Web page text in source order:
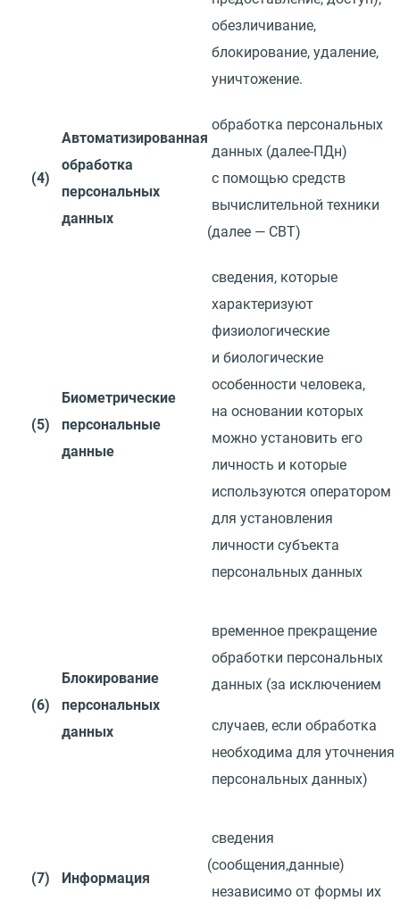
обезличивание,
блокирование, удаление,
уничтожение.
(4)
Автоматизированная
обработка
персональных
данных
обработка персональных
данных (далее-ПДн)
с помощью средств
вычислительной техники
(далее — СВТ)
(5)
Биометрические
персональные
данные
сведения, которые
характеризуют
физиологические
и биологические
особенности человека,
на основании которых
можно установить его
личность и которые
используются оператором
для установления
личности субъекта
персональных данных
(6)
Блокирование
персональных
данных
временное прекращение
обработки персональных
данных (за исключением
случаев, если обработка
необходима для уточнения
персональных данных)
(7) Информация
сведения
(сообщения,данные)
независимо от формы их